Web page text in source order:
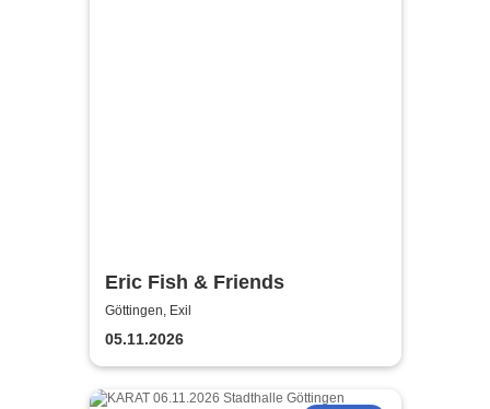
Eric Fish & Friends
Göttingen, Exil
05.11.2026